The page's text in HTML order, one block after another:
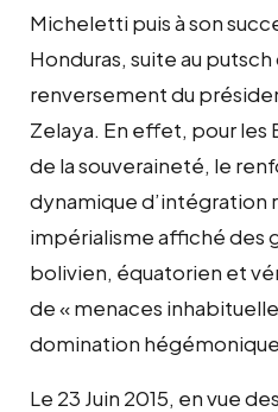
Micheletti puis à son
Honduras, suite au
renversement du
Zelaya. En effet, pour les
de la souveraineté, le
dynamique d’intégration
impérialisme affiché des
bolivien, équatorien et
de « menaces
domination
Le 23 Juin 2015, en vue